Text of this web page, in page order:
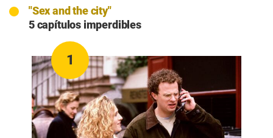
"Sex and the city"
5 capítulos imperdibles
1